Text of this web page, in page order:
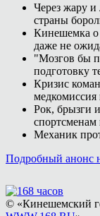
Через жару и
страны
Кинешемка о
даже не
"Мозгов бы
подготовку
Кризис
Рок, брызги
спортсменам
Механик
Подробный анонс
© «Кинешемский